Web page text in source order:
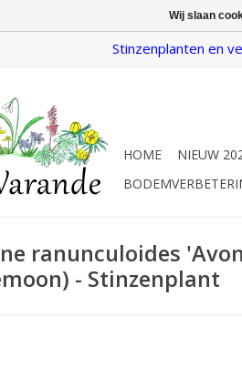
Stinzenplanten en
HOME
NIEUW
ranunculoides
- Stinzenplant
Wij slaan